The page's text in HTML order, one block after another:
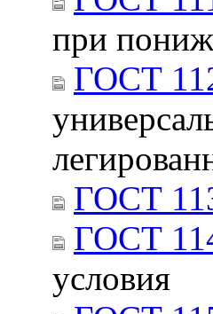
при
ГОСТ
ГОСТ
ГОСТ
условия